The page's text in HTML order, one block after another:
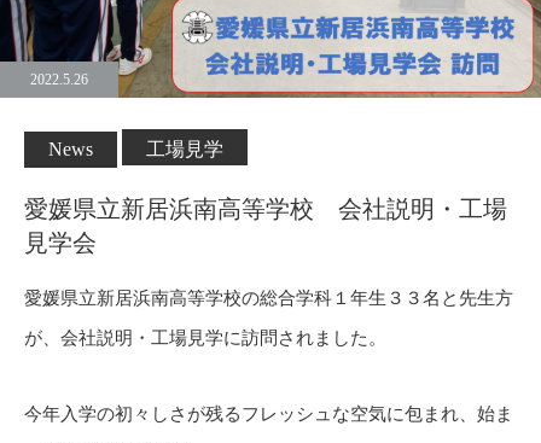
2022.5.26
News 工場見学
愛媛県立新居浜南高等学校 会社説明・工場
見学会
愛媛県立新居浜南高等学校の総合学科１年生３３名と先生方
が、会社説明・工場見学に訪問されました。
今年入学の初々しさが残るフレッシュな空気に包まれ、始ま